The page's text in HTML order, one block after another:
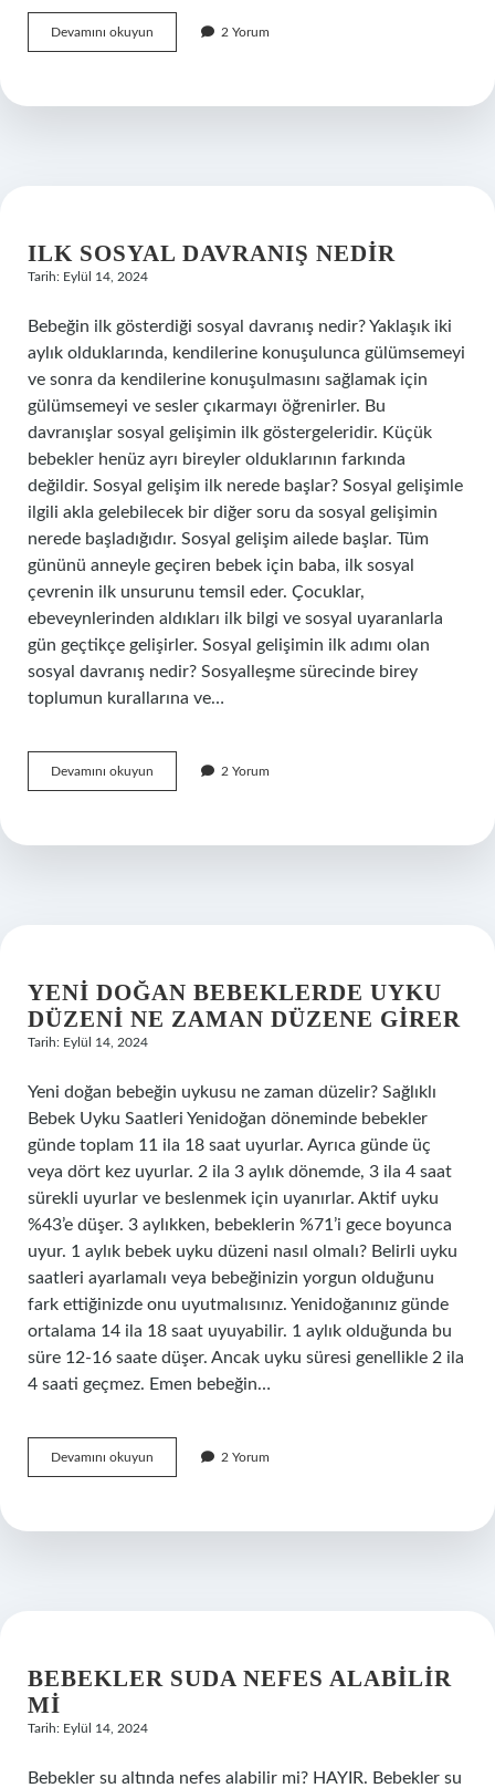
Devamını okuyun
Hastası
Ne
2 Yorum
ILK SOSYAL DAVRANIŞ NEDIR
Tarih: Eylül 14, 2024
Bebeğin ilk gösterdiği sosyal davranış nedir? Yaklaşık iki
aylık olduklarında, kendilerine konuşulunca gülümsemeyi
ve sonra da kendilerine konuşulmasını sağlamak için
gülümsemeyi ve sesler çıkarmayı öğrenirler. Bu
davranışlar sosyal gelişimin ilk göstergeleridir. Küçük
bebekler henüz ayrı bireyler olduklarının farkında
değildir. Sosyal gelişim ilk nerede başlar? Sosyal gelişimle
ilgili akla gelebilecek bir diğer soru da sosyal gelişimin
nerede başladığıdır. Sosyal gelişim ailede başlar. Tüm
gününü anneyle geçiren bebek için baba, ilk sosyal
çevrenin ilk unsurunu temsil eder. Çocuklar,
ebeveynlerinden aldıkları ilk bilgi ve sosyal uyaranlarla
gün geçtikçe gelişirler. Sosyal gelişimin ilk adımı olan
sosyal davranış nedir? Sosyalleşme sürecinde birey
toplumun kurallarına ve…
Devamını okuyun
Sosyal
2 Yorum
YENI DOĞAN BEBEKLERDE UYKU
DÜZENI NE ZAMAN DÜZENE GIRER
Tarih: Eylül 14, 2024
Yeni doğan bebeğin uykusu ne zaman düzelir? Sağlıklı
Bebek Uyku Saatleri Yenidoğan döneminde bebekler
günde toplam 11 ila 18 saat uyurlar. Ayrıca günde üç
veya dört kez uyurlar. 2 ila 3 aylık dönemde, 3 ila 4 saat
sürekli uyurlar ve beslenmek için uyanırlar. Aktif uyku
%43’e düşer. 3 aylıkken, bebeklerin %71’i gece boyunca
uyur. 1 aylık bebek uyku düzeni nasıl olmalı? Belirli uyku
saatleri ayarlamalı veya bebeğinizin yorgun olduğunu
fark ettiğinizde onu uyutmalısınız. Yenidoğanınız günde
ortalama 14 ila 18 saat uyuyabilir. 1 aylık olduğunda bu
süre 12-16 saate düşer. Ancak uyku süresi genellikle 2 ila
4 saati geçmez. Emen bebeğin…
Devamını okuyun
Doğan
Düzeni
2 Yorum
BEBEKLER SUDA NEFES ALABILIR
MI
Tarih: Eylül 14, 2024
Bebekler su altında nefes alabilir mi? HAYIR. Bebekler su